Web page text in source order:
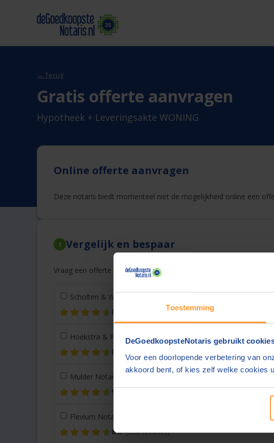
Toestemming
DeGoedkoopsteNotaris gebruikt
Voor een doorlopende verbetering van
akkoord bent, of kies zelf welke cookies
← Terug
Gratis offerte aanvragen
Hypotheek + Leveringsakte WONING
Online offerte aanvragen
Deze notaris biedt momenteel niet de mogelijkheid online een
1 Vergelijk en bespaar
Vraag een offerte aan bij een andere notaris in de buurt
Scholten & Wilmink Notarissen
8.6
Hoekstra & Partners Notarissen Zwolle
(23 km)
8.8
Mulder Notaris
(34 km)
9.0
Flevium Notariaat
8.8 (288 reviews)